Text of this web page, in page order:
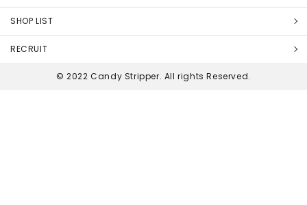
SHOP LIST
RECRUIT
© 2022 Candy Stripper. All rights Reserved.